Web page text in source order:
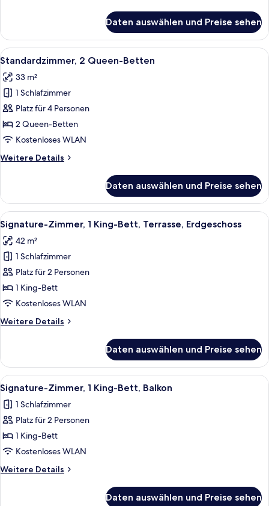
1 King-
Bett
Daten auswählen und Preise sehen
Alle
Fotos
für
Standardzimmer,
2 Queen-
Betten
anzeigen
Ein Hotelzimmer mit zwei Betten,
6
Standardzimmer, 2 Queen-Betten
33 m²
1 Schlafzimmer
Platz für 4 Personen
2 Queen-Betten
Kostenloses WLAN
Weitere Details
Weitere
2 Queen-
Betten
Daten auswählen und Preise sehen
Alle
Fotos
für
Signature-
Zimmer,
1 King-
Bett,
Erdgeschoss
Ein Hotelzimmer mit Bett,
6
Signature-Zimmer, 1 King-Bett, Terrasse, Erdgeschoss
42 m²
1 Schlafzimmer
Platz für 2 Personen
1 King-Bett
Kostenloses WLAN
Weitere Details
Weitere
Zimmer,
1 King-
Bett,
Terrasse,
Erdgeschoss
Daten auswählen und Preise sehen
Alle
Fotos
für
Signature-
Zimmer,
1 King-
Bett,
Balkon
Ein Hotelzimmer mit Bett,
7
Signature-Zimmer, 1 King-Bett, Balkon
1 Schlafzimmer
Platz für 2 Personen
1 King-Bett
Kostenloses WLAN
Weitere Details
Weitere
Daten auswählen und Preise sehen